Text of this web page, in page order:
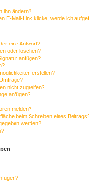
ihn ändern?
E-Mail-Link klicke, werde ich
eine Antwort?
oder löschen?
anfügen?
erstellen?
nicht zugreifen?
anfügen?
melden?
beim Schreiben eines
werden?